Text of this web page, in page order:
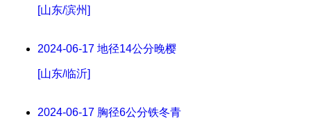
[山东/滨州]
2024-06-17 地径14公分晚樱
[山东/临沂]
2024-06-17 胸径6公分铁冬青